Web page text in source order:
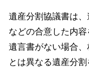
遺産分割協議書は
などの合意した内容
遺言書がない場合
とは異なる遺産分